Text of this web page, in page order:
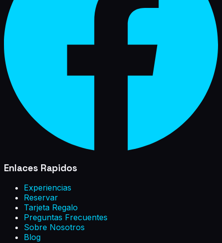
Enlaces Rapidos
Experiencias
Reservar
Tarjeta Regalo
Preguntas Frecuentes
Sobre Nosotros
Blog